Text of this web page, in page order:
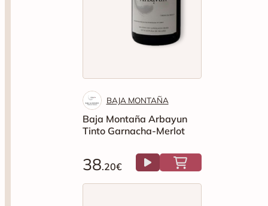
BAJA MONTAÑA
Baja Montaña Arbayun
Tinto Garnacha-Merlot
38.20€